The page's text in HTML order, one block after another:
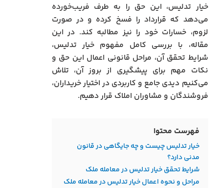
خیار تدلیس، این حق را به طرف فریب‌خورده
می‌دهد که قرارداد را فسخ کرده و در صورت
لزوم، خسارات خود را نیز مطالبه کند. در این
مقاله، با بررسی کامل مفهوم خیار تدلیس،
شرایط تحقق آن، مراحل قانونی اعمال این حق و
نکات مهم برای پیشگیری از بروز آن، تلاش
می‌کنیم دیدی جامع و کاربردی در اختیار خریداران،
فروشندگان و مشاوران املاک قرار دهیم.
فهرست محتوا
خیار تدلیس چیست و چه جایگاهی در قانون
مدنی دارد؟
شرایط تحقق خیار تدلیس در معامله ملک
مراحل و نحوه اعمال خیار تدلیس در معامله ملک